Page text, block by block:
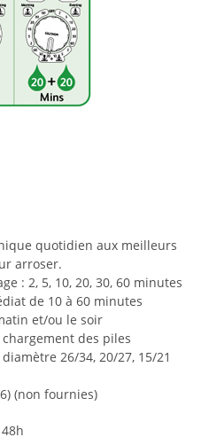
quotidien aux meilleurs
arroser.
: 2, 5, 10, 20, 30, 60 minutes
de 10 à 60 minutes
et/ou le soir
des piles
26/34, 20/27, 15/21
(non fournies)